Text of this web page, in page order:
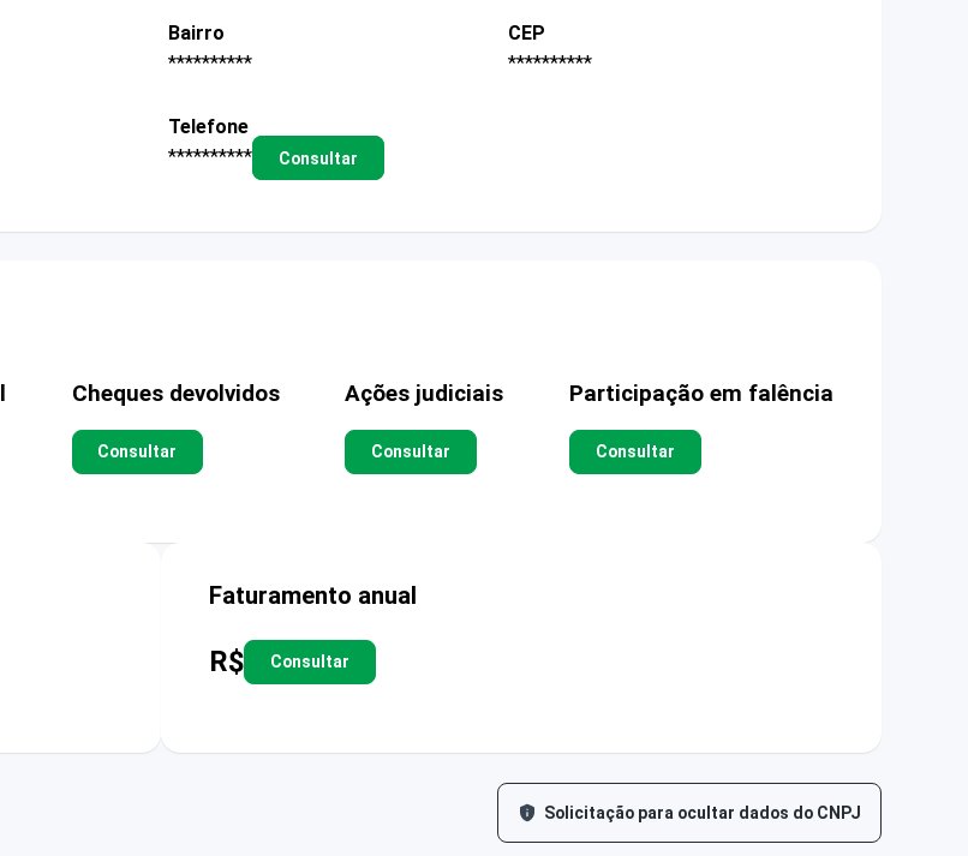
Bairro
**********
CEP
**********
Telefone
**********
Consultar
Cheques devolvidos
Consultar
Ações judiciais
Consultar
Participação em falência
Consultar
Faturamento anual
R$ Consultar
Solicitação para ocultar dados do CNPJ